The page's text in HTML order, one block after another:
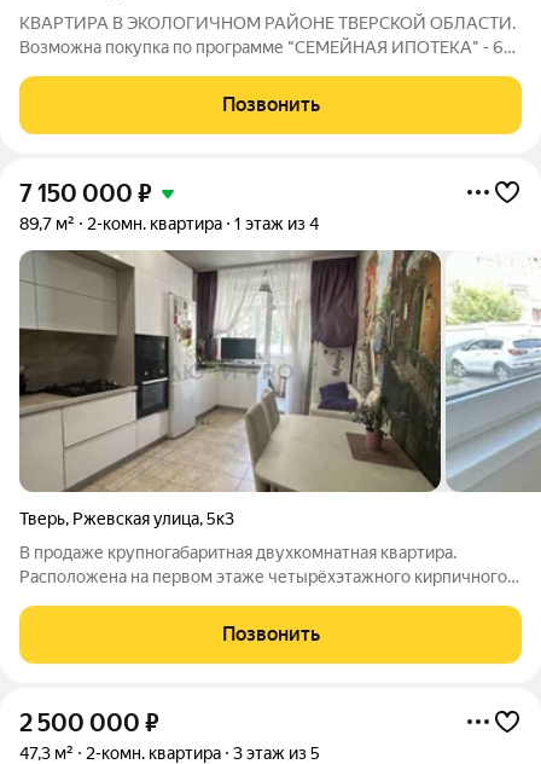
КВАРТИРА В ЭКОЛОГИЧНОМ РАЙОНЕ ТВЕРСКОЙ ОБЛАСТИ.
Возможна покупка по программе "СЕМЕЙНАЯ ИПОТЕКА" - 6%.
километре Тургиновского шоссе. Комплекс расположен в
красивой и экологически чистой
Позвонить
7 150 000 ₽
89,7 м² 2-комн. квартира 1 этаж из 4
Тверь, Ржевская улица,5к3
В продаже крупногабаритная двухкомнатная квартира.
Расположена на первом этаже четырёхэтажного кирпичного
3 метра, что придаёт квартире простор и воздушность.
Планировка изолированная, что
Позвонить
2 500 000 ₽
47,3 м² 2-комн. квартира 3 этаж из 5